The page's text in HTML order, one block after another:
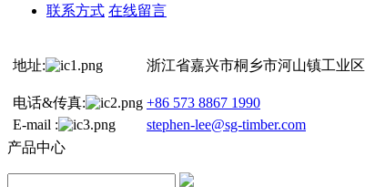
联系方式 在线留言
地址: 浙江省嘉兴市桐乡市河山镇工业区
电话&传真:
+86 573 8867 1990
E-mail :
stephen-lee@sg-timber.com
产品中心